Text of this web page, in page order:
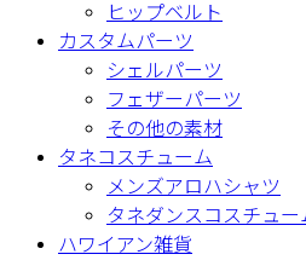
ヒップベルト
カスタムパーツ
シェルパーツ
フェザーパーツ
その他の素材
タネコスチューム
メンズアロハシャツ
タネダンスコスチュー
ハワイアン雑貨